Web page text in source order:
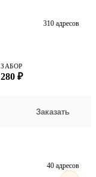
310 адресов
ЗАБОР
280 ₽
Заказать
40 адресов